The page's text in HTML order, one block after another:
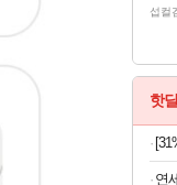
섭컬
핫딜
연